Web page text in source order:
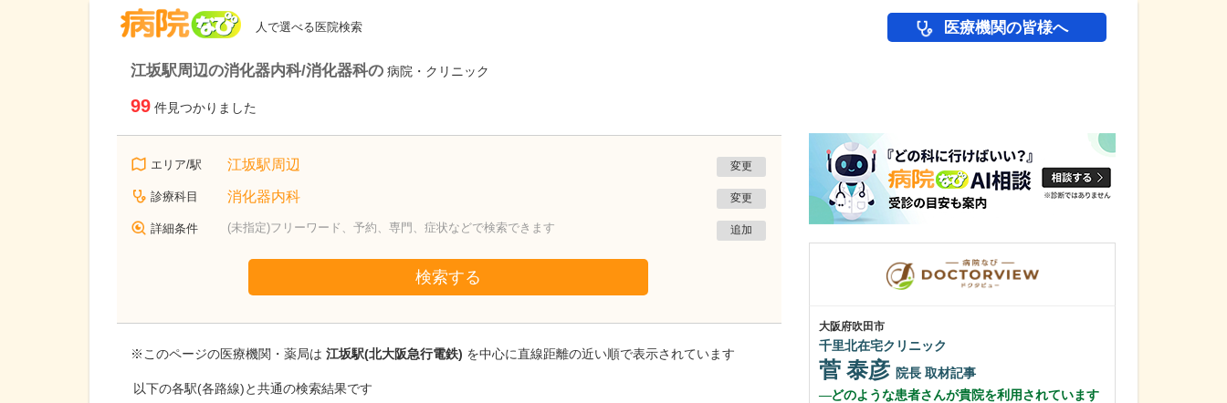
人で選べる医院検索 医療機関の皆様へ
江坂駅周辺の消化器内科/消化器科の 病院・クリニック
99 件見つかりました
エリア/駅 江坂駅周辺 変更
診療科目 消化器内科 変更
詳細条件 (未指定)フリーワード、予約、専門、症状などで検索できます 追加
検索する
※このページの医療機関・薬局は 江坂駅(北大阪急行電鉄) を中心に直線距離の近い順で表示されています
以下の各駅(各路線)と共通の検索結果です
大阪府吹田市
千里北在宅クリニック
菅 泰彦 院長 取材記事
どのような患者さんが貴院を利用されています
静岡県静岡市葵区
ひびのクリニック